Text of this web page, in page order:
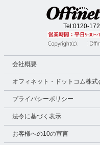
Tel:0120-
会社概要
オフィネット・ドットコム株式
プライバシーポリシー
法令に基づく表示
お客様への10の宣言